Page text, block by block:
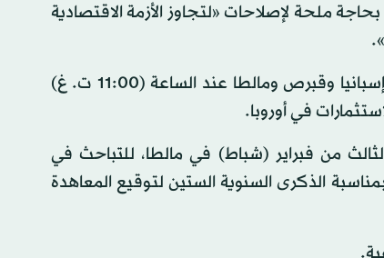
بحاجة ملحة لإصلاحات «لتجاوز الأزمة الاقتصادية
وانطلقت «قمة الدول المتوسطية للاتحاد الأوروبي» التي تضم أيضًا إيطاليا وإسبانيا وقبرص ومالطا عند الساعة (11:00 ت. غ)
من فبراير (شباط) في مالطا، للتباحث في
وفي 25 مارس (آذار) في روما، بمناسبة الذكرى السنوية الستين لتوقيع المعاهدة